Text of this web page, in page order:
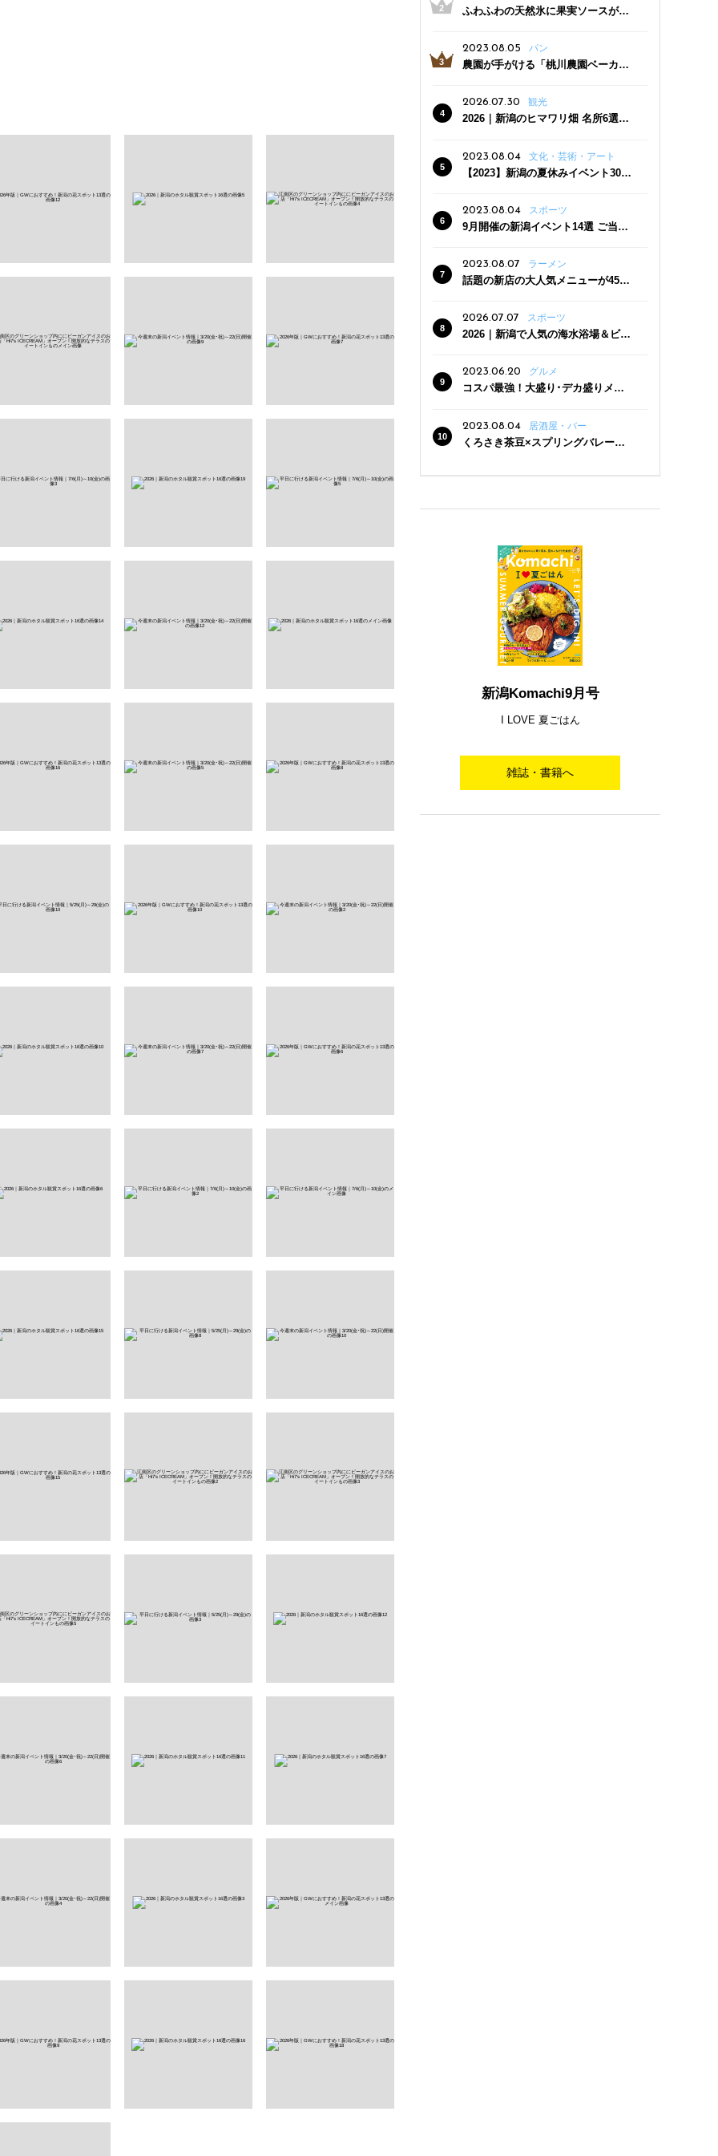
ふわふわの天然氷に果実ソースがた
三条駅近くにオープン
2023.08.05 パン
農園が手がける「桃川農園ベーカリ
った焼きたてパンのほか、ジェラー
トやスムージーも
2026.07.30 観光
2026｜新潟のヒマワリ畑 名所6選
2023.08.04
文化・芸術・アート
【2023】新潟の夏休みイベント30
2023.08.04
スポーツ
9月開催の新潟イベント14選 ご当地
2023.08.07 ラーメン
話題の新店の大人気メニューが450
クーポン登場
2026.07.07 スポーツ
2026｜新潟で人気の海水浴場＆ビー
2023.06.20
グルメ
コスパ最強！大盛り･デカ盛りメニ
2023.08.04
居酒屋・バー
くろさき茶豆×スプリングバレー豊
新潟Komachi9月号
I LOVE 夏ごはん
雑誌・書籍へ